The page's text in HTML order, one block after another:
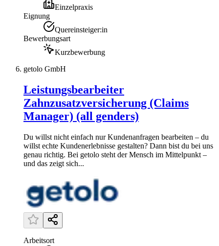
Einzelpraxis
Eignung
Quereinsteiger:in
Bewerbungsart
Kurzbewerbung
getolo GmbH
Leistungsbearbeiter
Zahnzusatzversicherung (Claims
Manager) (all genders)
Du willst nicht einfach nur Kundenanfragen bearbeiten – du
willst echte Kundenerlebnisse gestalten? Dann bist du bei uns
genau richtig. Bei getolo steht der Mensch im Mittelpunkt –
und das zeigt sich...
Arbeitsort